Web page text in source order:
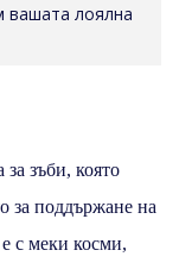
вашата лоялна
за зъби, която
за поддържане на
с меки косми,